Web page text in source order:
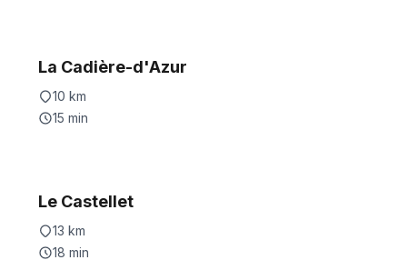
La Cadière-d'Azur
10 km
15 min
Le Castellet
13 km
18 min